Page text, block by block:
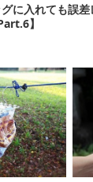
グに入れても誤
】